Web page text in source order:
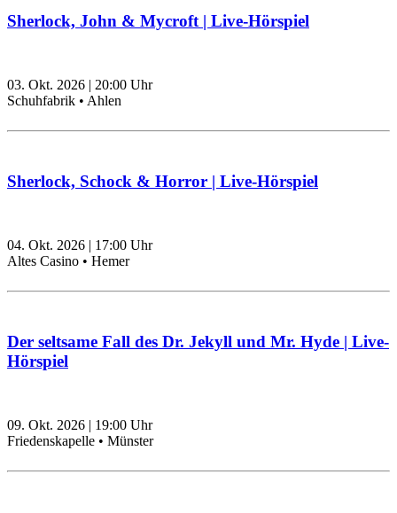
Sherlock, John & Mycroft | Live-Hörspiel
03. Okt. 2026 | 20:00 Uhr
Schuhfabrik • Ahlen
Sherlock, Schock & Horror | Live-Hörspiel
04. Okt. 2026 | 17:00 Uhr
Altes Casino • Hemer
Der seltsame Fall des Dr. Jekyll und Mr. Hyde | Live-
Hörspiel
09. Okt. 2026 | 19:00 Uhr
Friedenskapelle • Münster